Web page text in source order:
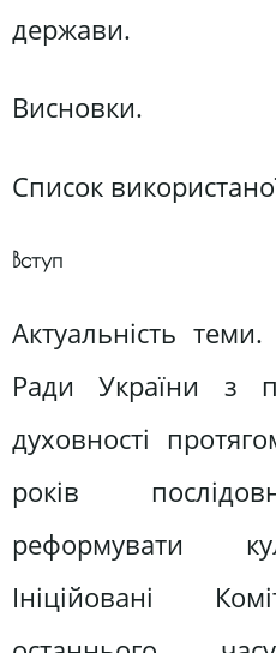
держави.
Висновки.
Список
Вступ
Актуальність
Ради України з
духовності
років
реформувати
Ініційовані